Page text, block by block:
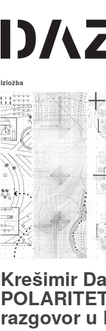
Izložba
Krešimir
razgovor u